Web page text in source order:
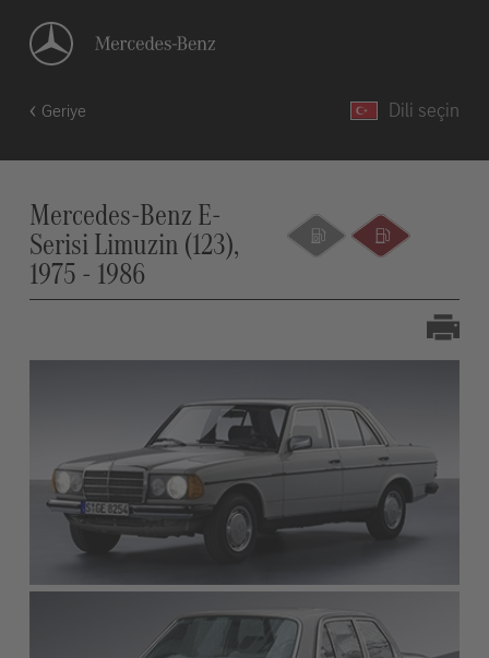
Geriye Dili seçin
Mercedes-Benz E-
Serisi Limuzin (123),
1975 - 1986